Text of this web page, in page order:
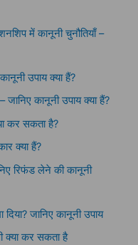
में कानूनी चुनौतियाँ –
उपाय क्या हैं?
जानिए कानूनी उपाय क्या हैं?
कर सकता है?
क्या हैं?
रिफंड लेने की कानूनी
जानिए कानूनी उपाय
क्या कर सकता है